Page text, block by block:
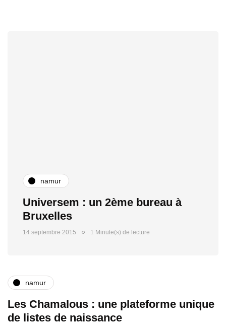
namur
Universem : un 2ème bureau à
Bruxelles
14 septembre 2015 1 Minute(s) de lecture
namur
Les Chamalous : une plateforme unique
de listes de naissance